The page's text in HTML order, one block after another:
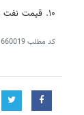
۱۰. قیمت نفت سنگین عربستان ۷۵.۰۴ دلار اعلام شد.
کد مطلب660019